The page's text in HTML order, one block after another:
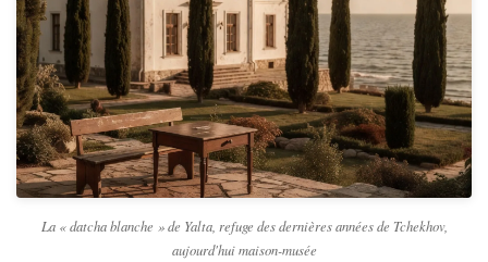
La « datcha blanche » de Yalta, refuge des dernières années de Tchekhov,
aujourd'hui maison-musée